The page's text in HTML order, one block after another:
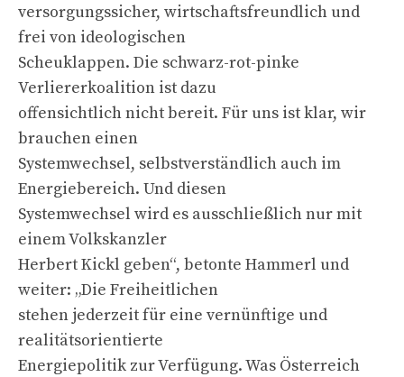
versorgungssicher, wirtschaftsfreundlich und
frei von ideologischen
Scheuklappen. Die schwarz-rot-pinke
Verliererkoalition ist dazu
offensichtlich nicht bereit. Für uns ist klar, wir
brauchen einen
Systemwechsel, selbstverständlich auch im
Energiebereich. Und diesen
Systemwechsel wird es ausschließlich nur mit
einem Volkskanzler
Herbert Kickl geben“, betonte Hammerl und
weiter: „Die Freiheitlichen
stehen jederzeit für eine vernünftige und
realitätsorientierte
Energiepolitik zur Verfügung. Was Österreich